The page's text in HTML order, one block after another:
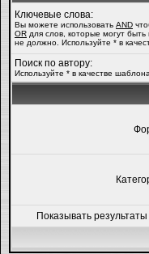
Ключевые слова:
Вы можете использовать AND
OR для слов, которые могут быть
не должно. Используйте * в
Поиск по автору:
Используйте * в качестве шаблона
Показывать результаты